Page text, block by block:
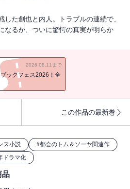
した創也と内人。トラブルの連続で、
なるが、ついに驚愕の真実が明らか
2026.08.11まで
ブックフェス2026！全
この作品の最新巻
ス小説 #都会のトム＆ソーヤ関連作
ドラマ化
品